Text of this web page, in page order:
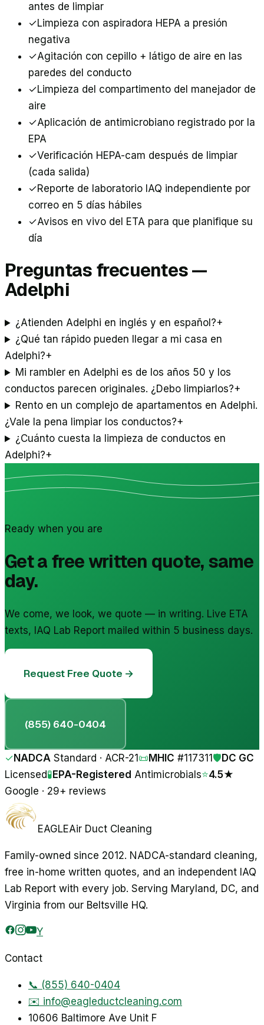
antes de limpiar
✓Limpieza con aspiradora HEPA a presión
negativa
✓Agitación con cepillo + látigo de aire en las
paredes del conducto
✓Limpieza del compartimento del manejador de
aire
✓Aplicación de antimicrobiano registrado por la
EPA
✓Verificación HEPA-cam después de limpiar
(cada salida)
✓Reporte de laboratorio IAQ independiente por
correo en 5 días hábiles
✓Avisos en vivo del ETA para que planifique su
día
Preguntas frecuentes —
Adelphi
¿Atienden Adelphi en inglés y en español?+
¿Qué tan rápido pueden llegar a mi casa en
Adelphi?+
Mi rambler en Adelphi es de los años 50 y los
conductos parecen originales. ¿Debo limpiarlos?+
Rento en un complejo de apartamentos en Adelphi.
¿Vale la pena limpiar los conductos?+
¿Cuánto cuesta la limpieza de conductos en
Adelphi?+
Ready when you are
Get a free written quote, same
day.
We come, we look, we quote — in writing. Live ETA
texts, IAQ Lab Report mailed within 5 business days.
Request Free Quote →
(855) 640-0404
✓ NADCA Standard · ACR-21 📜 MHIC #117311 🛡 DC GC
Licensed🧪 EPA-Registered Antimicrobials⭐4.5★
Google · 29+ reviews
EAGLEAir Duct Cleaning
Family-owned since 2012. NADCA-standard cleaning,
free in-home written quotes, and an independent IAQ
Lab Report with every job. Serving Maryland, DC, and
Virginia from our Beltsville HQ.
Y
Contact
📞 (855) 640-0404
✉️ info@eagleductcleaning.com
10606 Baltimore Ave Unit F